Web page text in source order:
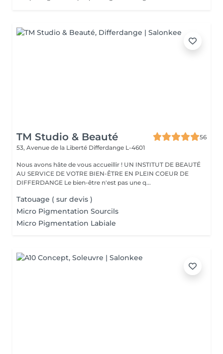
TM Studio & Beauté
56
53, Avenue de la Liberté Differdange L-4601
Nous avons hâte de vous accueillir ! UN INSTITUT DE BEAUTÉ
AU SERVICE DE VOTRE BIEN-ÊTRE EN PLEIN COEUR DE
DIFFERDANGE Le bien-être n'est pas une q...
Tatouage ( sur devis )
Micro Pigmentation Sourcils
Micro Pigmentation Labiale